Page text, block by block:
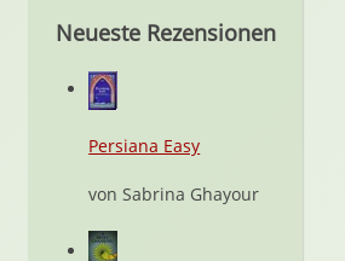
Neueste Rezensionen
Persiana Easy
von Sabrina Ghayour